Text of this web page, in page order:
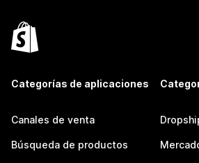
Categorías de aplicaciones
Canales de venta
Búsqueda de productos